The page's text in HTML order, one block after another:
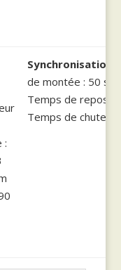
:
Synchronisation:
de montée : 50 s
Temps de repos :
Temps de chute :